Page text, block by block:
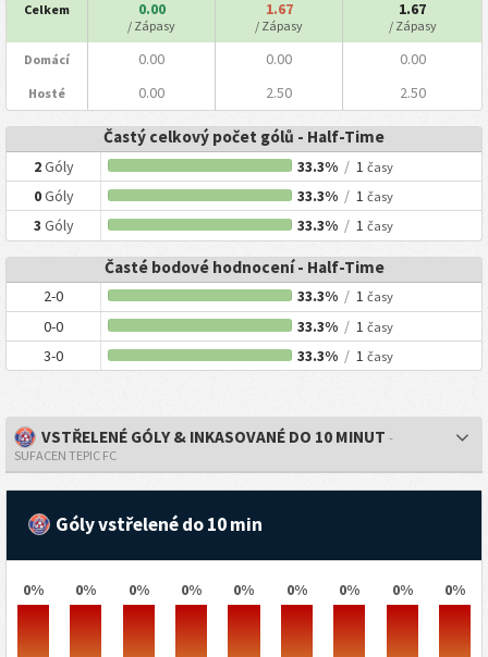
Celkem 0.00
/ Zápasy
1.67
/ Zápasy
1.67
/ Zápasy
Domácí 0.00 0.00 0.00
Hosté 0.00 2.50 2.50
Častý celkový počet gólů - Half-Time
2Góly 33.3% / 1časy
0Góly 33.3% / 1časy
3 Góly 33.3% / 1časy
Časté bodové hodnocení - Half-Time
2-0 33.3% / 1časy
0-0 33.3% / 1časy
3-0 33.3% / 1časy
VSTŘELENÉ GÓLY & INKASOVANÉ DO 10 MINUT -
SUFACEN TEPIC FC
Góly vstřelené do 10 min
0% 0% 0% 0% 0% 0% 0% 0% 0%